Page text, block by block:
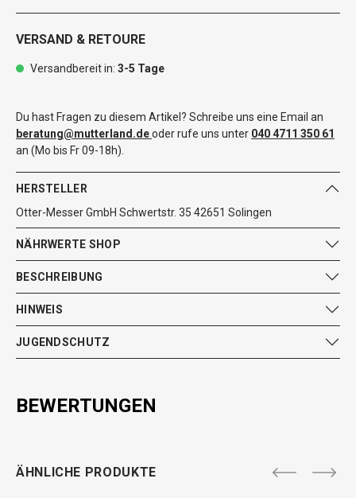
VERSAND & RETOURE
Versandbereit in: 3-5 Tage
Du hast Fragen zu diesem Artikel? Schreibe uns eine Email an
beratung@mutterland.deoder rufe uns unter 040 4711 350 61
an (Mo bis Fr 09-18h).
HERSTELLER
Otter-Messer GmbH Schwertstr. 35 42651 Solingen
NÄHRWERTE SHOP
BESCHREIBUNG
HINWEIS
JUGENDSCHUTZ
BEWERTUNGEN
ÄHNLICHE PRODUKTE